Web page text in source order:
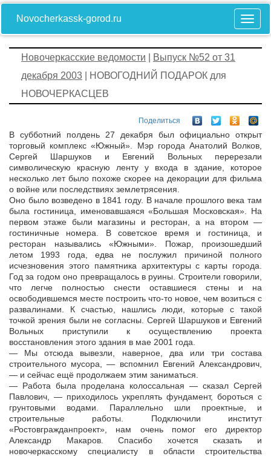
Novocherkassk-gorod.ru
Новочеркасские ведомости
Выпуск №52 от 31
декабря 2003 | НОВОГОДНИЙ ПОДАРОК для
НОВОЧЕРКАСЦЕВ
Поделиться
В субботний полдень 27 декабря был официально открыт
торговый комплекс «Южный». Мэр города Анатолий Волков,
Сергей Шаршуков и Евгений Вольных перерезали
символическую красную ленту у входа в здание, которое
несколько лет было похоже скорее на декорации для фильма
о войне или последствиях землетрясения.
Оно было возведено в 1841 году. В начале прошлого века там
была гостиница, именовавшаяся «Большая Московская». На
первом этаже были магазины и ресторан, а на втором —
гостиничные номера. В советское время и гостиница, и
ресторан назывались «Южными». Пожар, произошедший
летом 1993 года, едва не послужил причиной полного
исчезновения этого памятника архитектуры с карты города.
Год за годом оно превращалось в руины. Строители говорили,
что легче полностью снести оставшиеся стены и на
освободившемся месте построить что-то новое, чем возиться с
развалинами. К счастью, нашлись люди, которые с такой
точкой зрения были не согласны. Сергей Шаршуков и Евгений
Вольных приступили к осуществлению проекта
восстановления этого здания в мае 2001 года.
— Мы отсюда вывезли, наверное, два или три состава
строительного мусора, — вспомнил Евгений Александрович,
— и сейчас ещё продолжаем этим заниматься.
— Работа была проделана колоссальная — сказал Сергей
Павлович, — приходилось укреплять фундамент, бороться с
грунтовыми водами. Параллельно шли проектные, и
строительные работы. Подключили институт
«Ростовгражданпроект», нам очень помог его директор
Александр Макаров. Спасибо хочется сказать и
новочеркасскому специалисту в области строительства